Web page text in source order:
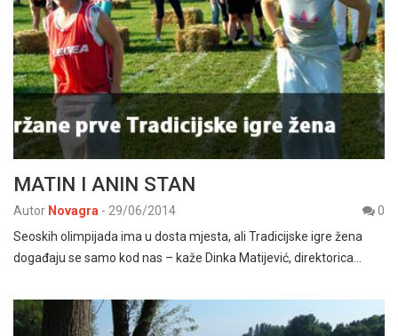
MATIN I ANIN STAN
Autor Novagra - 29/06/2014
0
Seoskih olimpijada ima u dosta mjesta, ali Tradicijske igre žena
događaju se samo kod nas – kaže Dinka Matijević, direktorica…